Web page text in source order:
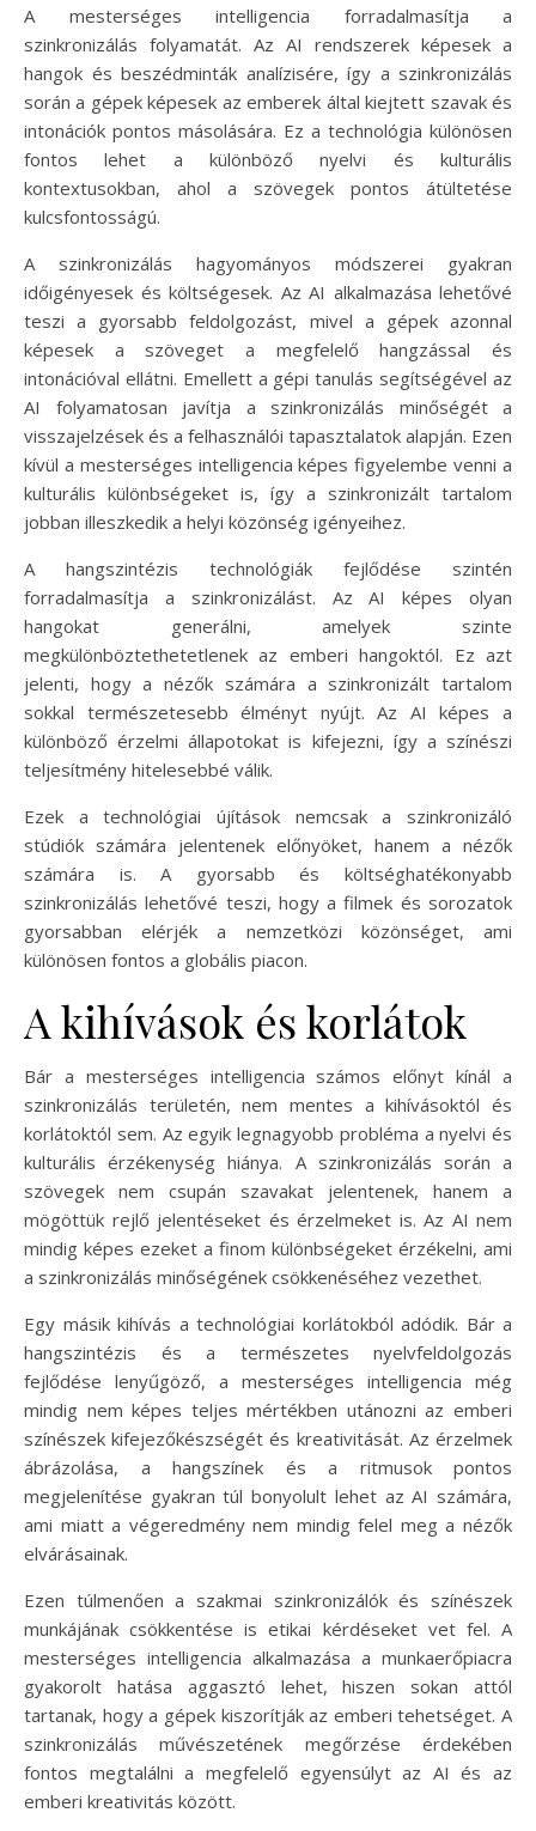
A mesterséges intelligencia forradalmasítja a
szinkronizálás folyamatát. Az AI rendszerek képesek a
hangok és beszédminták analízisére, így a szinkronizálás
során a gépek képesek az emberek által kiejtett szavak és
intonációk pontos másolására. Ez a technológia különösen
fontos lehet a különböző nyelvi és kulturális
kontextusokban, ahol a szövegek pontos átültetése
kulcsfontosságú.
A szinkronizálás hagyományos módszerei gyakran
időigényesek és költségesek. Az AI alkalmazása lehetővé
teszi a gyorsabb feldolgozást, mivel a gépek azonnal
képesek a szöveget a megfelelő hangzással és
intonációval ellátni. Emellett a gépi tanulás segítségével az
AI folyamatosan javítja a szinkronizálás minőségét a
visszajelzések és a felhasználói tapasztalatok alapján. Ezen
kívül a mesterséges intelligencia képes figyelembe venni a
kulturális különbségeket is, így a szinkronizált tartalom
jobban illeszkedik a helyi közönség igényeihez.
A hangszintézis technológiák fejlődése szintén
forradalmasítja a szinkronizálást. Az AI képes olyan
hangokat generálni, amelyek szinte
megkülönböztethetetlenek az emberi hangoktól. Ez azt
jelenti, hogy a nézők számára a szinkronizált tartalom
sokkal természetesebb élményt nyújt. Az AI képes a
különböző érzelmi állapotokat is kifejezni, így a színészi
teljesítmény hitelesebbé válik.
Ezek a technológiai újítások nemcsak a szinkronizáló
stúdiók számára jelentenek előnyöket, hanem a nézők
számára is. A gyorsabb és költséghatékonyabb
szinkronizálás lehetővé teszi, hogy a filmek és sorozatok
gyorsabban elérjék a nemzetközi közönséget, ami
különösen fontos a globális piacon.
A kihívások és korlátok
Bár a mesterséges intelligencia számos előnyt kínál a
szinkronizálás területén, nem mentes a kihívásoktól és
korlátoktól sem. Az egyik legnagyobb probléma a nyelvi és
kulturális érzékenység hiánya. A szinkronizálás során a
szövegek nem csupán szavakat jelentenek, hanem a
mögöttük rejlő jelentéseket és érzelmeket is. Az AI nem
mindig képes ezeket a finom különbségeket érzékelni, ami
a szinkronizálás minőségének csökkenéséhez vezethet.
Egy másik kihívás a technológiai korlátokból adódik. Bár a
hangszintézis és a természetes nyelvfeldolgozás
fejlődése lenyűgöző, a mesterséges intelligencia még
mindig nem képes teljes mértékben utánozni az emberi
színészek kifejezőkészségét és kreativitását. Az érzelmek
ábrázolása, a hangszínek és a ritmusok pontos
megjelenítése gyakran túl bonyolult lehet az AI számára,
ami miatt a végeredmény nem mindig felel meg a nézők
elvárásainak.
Ezen túlmenően a szakmai szinkronizálók és színészek
munkájának csökkentése is etikai kérdéseket vet fel. A
mesterséges intelligencia alkalmazása a munkaerőpiacra
gyakorolt hatása aggasztó lehet, hiszen sokan attól
tartanak, hogy a gépek kiszorítják az emberi tehetséget. A
szinkronizálás művészetének megőrzése érdekében
fontos megtalálni a megfelelő egyensúlyt az AI és az
emberi kreativitás között.